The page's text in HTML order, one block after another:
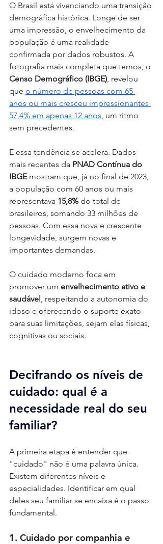
O Brasil está vivenciando uma transição
demográfica histórica. Longe de ser
uma impressão, o envelhecimento da
população é uma realidade
confirmada por dados robustos. A
fotografia mais completa que temos, o
Censo Demográfico (IBGE), revelou
que o número de pessoas com 65
anos ou mais cresceu impressionantes
57,4% em apenas 12 anos, um ritmo
sem precedentes.
E essa tendência se acelera. Dados
mais recentes da PNAD Contínua do
IBGE mostram que, já no final de 2023,
a população com 60 anos ou mais
representava 15,8% do total de
brasileiros, somando 33 milhões de
pessoas. Com essa nova e crescente
longevidade, surgem novas e
importantes demandas.
O cuidado moderno foca em
promover um envelhecimento ativo e
saudável, respeitando a autonomia do
idoso e oferecendo o suporte exato
para suas limitações, sejam elas físicas,
cognitivas ou sociais.
Decifrando os níveis de
cuidado: qual é a
necessidade real do seu
familiar?
A primeira etapa é entender que
"cuidado" não é uma palavra única.
Existem diferentes níveis e
especialidades. Identificar em qual
deles seu familiar se encaixa é o passo
fundamental.
1. Cuidado por companhia e